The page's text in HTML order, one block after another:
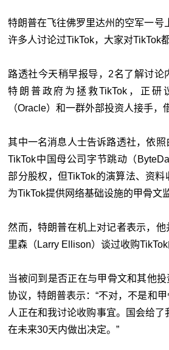
特朗普在飞往佛罗里达州的空军一号
许多人讨论过TikTok，大家对TikTok
路透社今天稍早报导，2名了解讨论
特朗普政府为拯救TikTok，正研
（Oracle）和一群外部投资人接手，
其中一名消息人士告诉路透社，依照
TikTok中国母公司字节跳动（
部分股权，但TikTok的演算法、资
为TikTok提供网络基础设施的甲骨文
然而，特朗普在机上对记者表示，
里森（Larry Ellison）谈过收购TikTok
当被问到是否正在与甲骨文和其他
协议，特朗普表示：“不对，不是和
人正在和我讨论收购事宜。国会给
在未来30天内做出决定。”